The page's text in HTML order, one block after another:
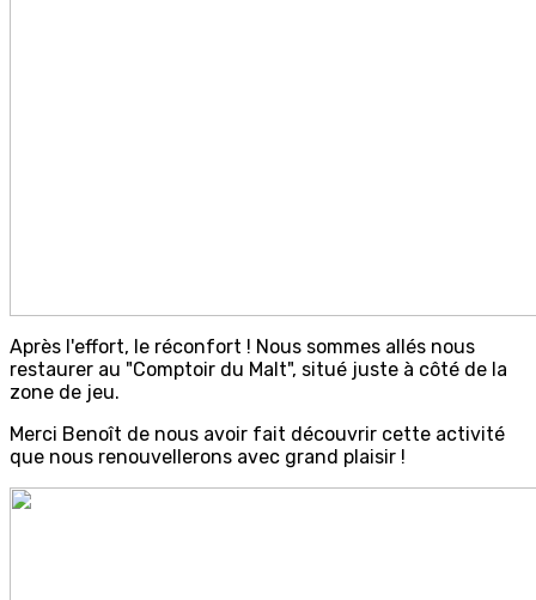
Après l'effort, le réconfort ! Nous sommes allés nous
restaurer au "Comptoir du Malt", situé juste à côté de la
zone de jeu.
Merci Benoît de nous avoir fait découvrir cette activité
que nous renouvellerons avec grand plaisir !